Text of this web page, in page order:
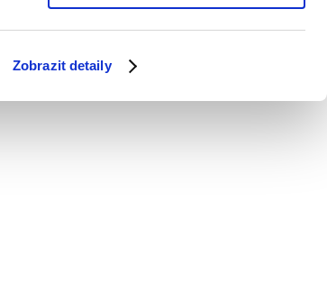
Zobrazit detaily